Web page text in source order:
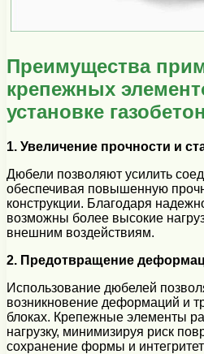
Преимущества
крепежных
установке
1. Увеличение прочности и
Дюбели позволяют усилить
обеспечивая повышенную
конструкции. Благодаря
возможны более высокие
внешним воздействиям.
2. Предотвращение
Использование дюбелей
возникновение деформаций и
блоках. Крепежные элементы
нагрузку, минимизируя риск
сохранение формы и